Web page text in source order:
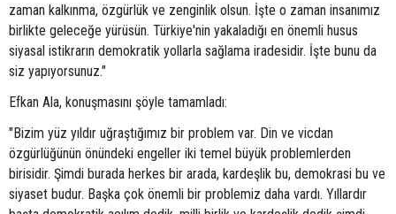
zaman kalkınma, özgürlük ve zenginlik olsun. İşte o zaman insanımız
birlikte geleceğe yürüsün. Türkiye'nin yakaladığı en önemli husus
siyasal istikrarın demokratik yollarla sağlama iradesidir. İşte bunu da
siz yapıyorsunuz."
Efkan Ala, konuşmasını şöyle tamamladı:
"Bizim yüz yıldır uğraştığımız bir problem var. Din ve vicdan
özgürlüğünün önündeki engeller iki temel büyük problemlerden
birisidir. Şimdi burada herkes bir arada, kardeşlik bu, demokrasi bu ve
siyaset budur. Başka çok önemli bir problemiz daha vardı. Yıllardır